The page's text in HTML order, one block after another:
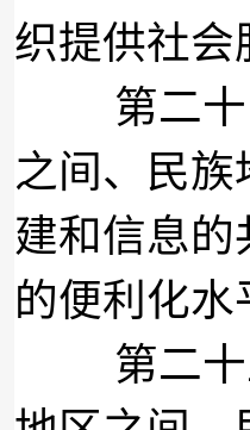
织提供社会
第二
之间、民
建和信息
的便利化水
第二